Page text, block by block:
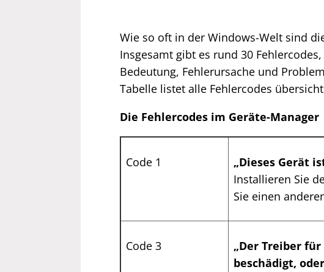
Wie so oft in der Windows-Welt sind
Insgesamt gibt es rund 30
Bedeutung, Fehlerursache und
Tabelle listet alle Fehlercodes
Die Fehlercodes im Geräte-Manager
Code 1
„Dieses Gerät
Installieren Sie
Sie einen
Code 3
„Der Treiber
beschädigt,